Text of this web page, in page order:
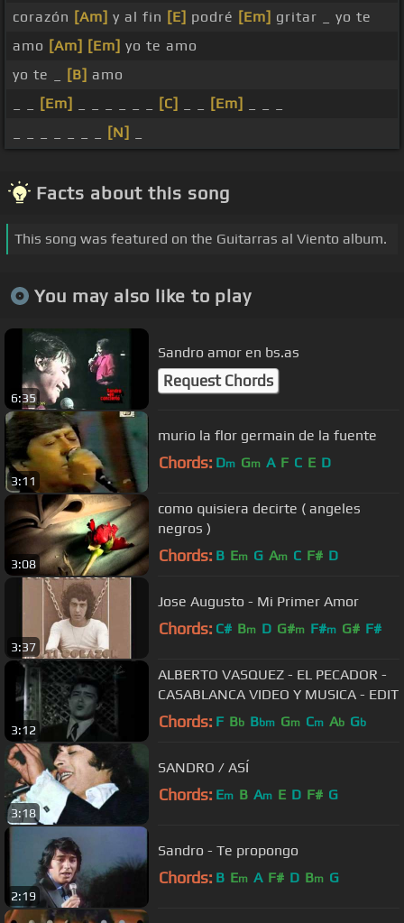
corazón [Am] y al fin [E] podré [Em] gritar _ yo te
amo [Am] [Em] yo te amo
yo te _
[B] amo
[Em] [C] [Em]
[N]
Facts about this song
This song was featured on the Guitarras al Viento album.
You may also like to play
6:35
Sandro amor en bs.as
Request Chords
3:11
murio la flor germain de la fuente
Chords: Dm Gm A F C E D
3:08
como quisiera decirte ( angeles
negros )
Chords: B Em G Am C F# D
3:37
Jose Augusto - Mi Primer Amor
Chords: C# Bm D G#m F#m G# F#
3:12
ALBERTO VASQUEZ - EL PECADOR -
CASABLANCA VIDEO Y MUSICA - EDIT
Chords: F Bb Bbm Gm Cm Ab Gb
3:18
SANDRO / ASÍ
Chords: Em B Am E D F# G
2:19
Sandro - Te propongo
Chords: B Em A F# D Bm G